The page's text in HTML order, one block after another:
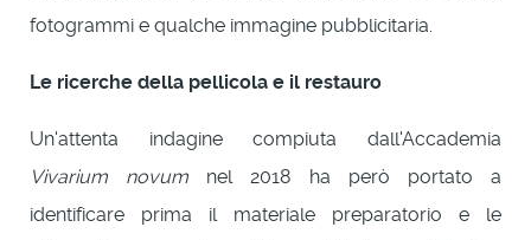
fotogrammi e qualche immagine pubblicitaria.
Le ricerche della pellicola e il restauro
Un'attenta indagine compiuta dall'Accademia
Vivarium novum nel 2018 ha però portato a
identificare prima il materiale preparatorio e le